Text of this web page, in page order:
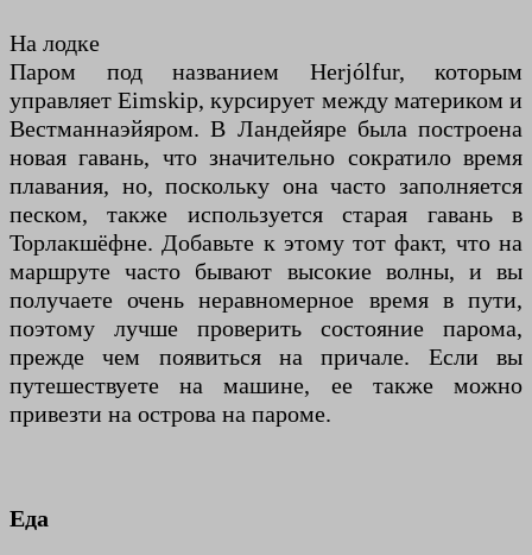
На лодке
Паром под названием Herjólfur, которым
управляет Eimskip, курсирует между материком и
Вестманнаэйяром. В Ландейяре была построена
новая гавань, что значительно сократило время
плавания, но, поскольку она часто заполняется
песком, также используется старая гавань в
Торлакшёфне. Добавьте к этому тот факт, что на
маршруте часто бывают высокие волны, и вы
получаете очень неравномерное время в пути,
поэтому лучше проверить состояние парома,
прежде чем появиться на причале. Если вы
путешествуете на машине, ее также можно
привезти на острова на пароме.
Еда